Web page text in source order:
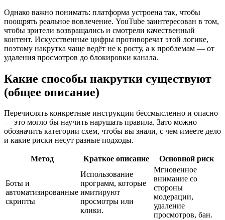
Однако важно понимать: платформа устроена так, чтобы
поощрять реальное вовлечение. YouTube заинтересован в том,
чтобы зрители возвращались и смотрели качественный
контент. Искусственные цифры противоречат этой логике,
поэтому накрутка чаще ведёт не к росту, а к проблемам — от
удаления просмотров до блокировки канала.
Какие способы накрутки существуют
(общее описание)
Перечислять конкретные инструкции бессмысленно и опасно
— это могло бы научить нарушать правила. Зато можно
обозначить категории схем, чтобы вы знали, с чем имеете дело
и какие риски несут разные подходы.
Метод Краткое описание Основной риск
Боты и
автоматизированные
скрипты
Использование
программ, которые
имитируют
просмотры или
клики.
Мгновенное
внимание со
стороны
модерации,
удаление
просмотров, бан.